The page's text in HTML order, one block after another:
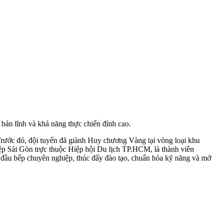
lĩnh và khả năng thực chiến đỉnh cao.
đó, đội tuyển đã giành Huy chương Vàng tại vòng loại khu
Sài Gòn trực thuộc Hiệp hội Du lịch TP.HCM, là thành viên
bếp chuyên nghiệp, thúc đẩy đào tạo, chuẩn hóa kỹ năng và mở